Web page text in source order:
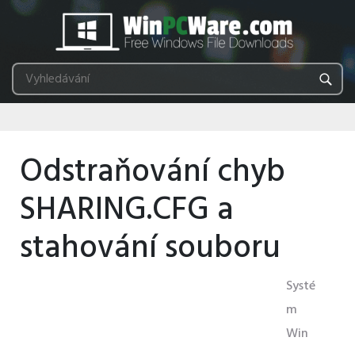
Odstraňování chyb
SHARING.CFG a
stahování souboru
Systé
m
Win